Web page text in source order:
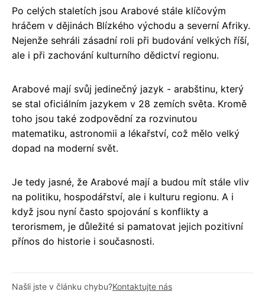
Po celých staletích jsou Arabové stále klíčovým
hráčem v dějinách Blízkého východu a severní Afriky.
Nejenže sehráli zásadní roli při budování velkých říší,
ale i při zachování kulturního dědictví regionu.
Arabové mají svůj jedinečný jazyk - arabštinu, který
se stal oficiálním jazykem v 28 zemích světa. Kromě
toho jsou také zodpovědní za rozvinutou
matematiku, astronomii a lékařství, což mělo velký
dopad na moderní svět.
Je tedy jasné, že Arabové mají a budou mít stále vliv
na politiku, hospodářství, ale i kulturu regionu. A i
když jsou nyní často spojování s konflikty a
terorismem, je důležité si pamatovat jejich pozitivní
přínos do historie i současnosti.
Našli jste v článku chybu?Kontaktujte nás